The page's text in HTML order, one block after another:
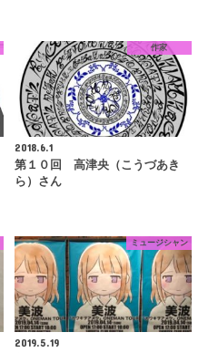
作家
2018.6.1
第１０回 高津央（こうづあき
ら）さん
ミュージシャン
2019.5.19